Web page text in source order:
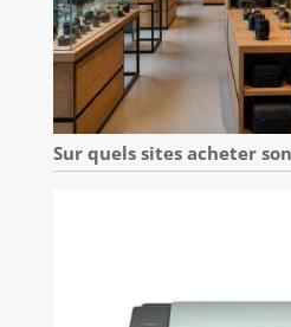
Sur quels sites acheter